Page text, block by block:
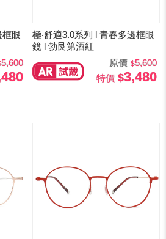
框眼
5,600
極‧舒適3.0系列 l 青春多邊框眼
鏡 l 勃艮第酒紅
原價
5,600
特價
3,480